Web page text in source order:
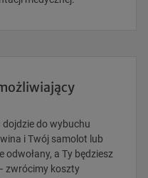
do wybuchu
i Twój samolot lub
a Ty będziesz
zwrócimy koszty